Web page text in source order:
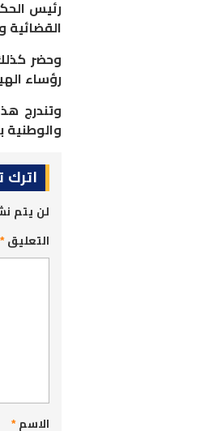
رئيس
القضائية
وحضر
رؤساء
وتندرج
والوطنية
اترك
لن يتم
التعليق*
الاسم*